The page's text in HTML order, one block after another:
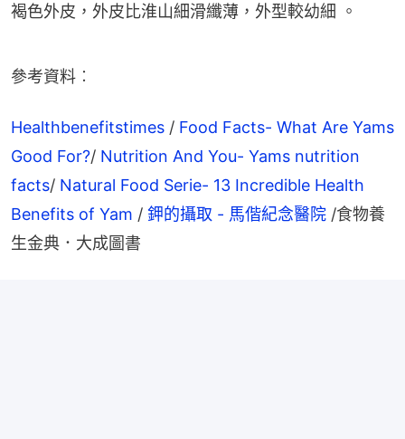
褐色外皮，外皮比淮山細滑纖薄，外型較幼細 。
參考資料︰
Healthbenefitstimes / Food Facts- What Are Yams
Good For?/ Nutrition And You- Yams nutrition
facts/ Natural Food Serie- 13 Incredible Health
Benefits of Yam / 鉀的攝取 - 馬偕紀念醫院 /食物養
生金典．大成圖書